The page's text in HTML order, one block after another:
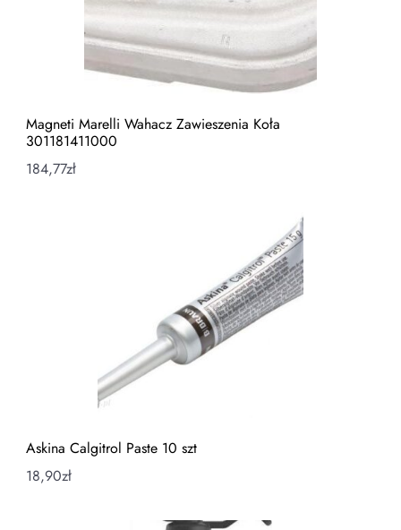
Magneti Marelli Wahacz Zawieszenia Koła
301181411000
184,77zł
Askina Calgitrol Paste 10 szt
18,90zł